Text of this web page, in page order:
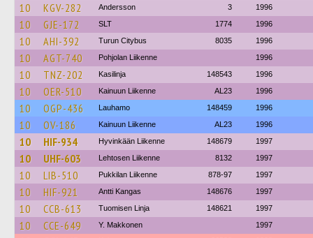
10 KGV-282 Andersson 3 1996
10 GJE-172 SLT 1774 1996
10 AHI-392 Turun Citybus 8035 1996
10 AGT-740 Pohjolan Liikenne 1996
10 TNZ-202 Kasilinja 148543 1996
10 OER-510 Kainuun Liikenne AL23 1996
10 OGP-436 Lauhamo 148459 1996
10 OV-186 Kainuun Liikenne AL23 1996
10 HIF-934 Hyvinkään Liikenne 148679 1997
10 UHF-603 Lehtosen Liikenne 8132 1997
10 LIB-510 Pukkilan Liikenne 878-97 1997
10 HIF-921 Antti Kangas 148676 1997
10 CCB-613 Tuomisen Linja 148621 1997
10 CCE-649 Y. Makkonen 1997